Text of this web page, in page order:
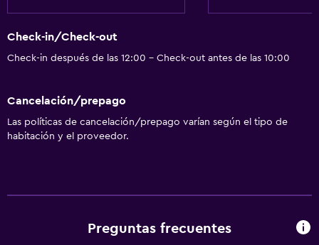
Check-in/Check-out
Check-in después de las 12:00 - Check-out antes de las 10:00
Cancelación/prepago
Las políticas de cancelación/prepago varían según el tipo de
habitación y el proveedor.
Preguntas frecuentes